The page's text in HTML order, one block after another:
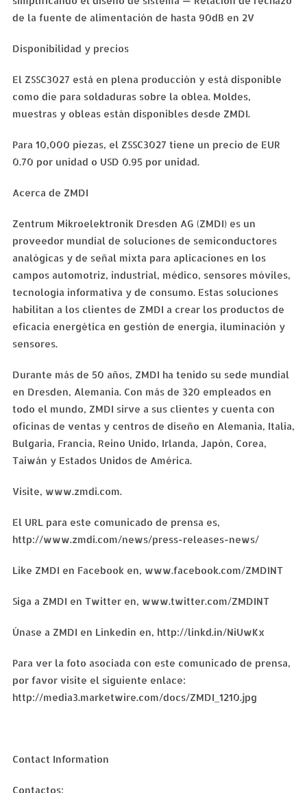
de la fuente de alimentación de hasta 90dB en 2V
Disponibilidad y precios
El ZSSC3027 está en plena producción y está disponible
como die para soldaduras sobre la oblea. Moldes,
muestras y obleas están disponibles desde ZMDI.
Para 10,000 piezas, el ZSSC3027 tiene un precio de EUR
0.70 por unidad o USD 0.95 por unidad.
Acerca de ZMDI
Zentrum Mikroelektronik Dresden AG (ZMDI) es un
proveedor mundial de soluciones de semiconductores
analógicas y de señal mixta para aplicaciones en los
campos automotriz, industrial, médico, sensores móviles,
tecnología informativa y de consumo. Estas soluciones
habilitan a los clientes de ZMDI a crear los productos de
eficacia energética en gestión de energía, iluminación y
sensores.
Durante más de 50 años, ZMDI ha tenido su sede mundial
en Dresden, Alemania. Con más de 320 empleados en
todo el mundo, ZMDI sirve a sus clientes y cuenta con
oficinas de ventas y centros de diseño en Alemania, Italia,
Bulgaria, Francia, Reino Unido, Irlanda, Japón, Corea,
Taiwán y Estados Unidos de América.
Visite, www.zmdi.com.
El URL para este comunicado de prensa es,
http://www.zmdi.com/news/press-releases-news/
Like ZMDI en Facebook en, www.facebook.com/ZMDINT
Siga a ZMDI en Twitter en, www.twitter.com/ZMDINT
Únase a ZMDI en Linkedin en, http://linkd.in/NiUwKx
Para ver la foto asociada con este comunicado de prensa,
por favor visite el siguiente enlace:
http://media3.marketwire.com/docs/ZMDI_1210.jpg
Contact Information
Contactos: